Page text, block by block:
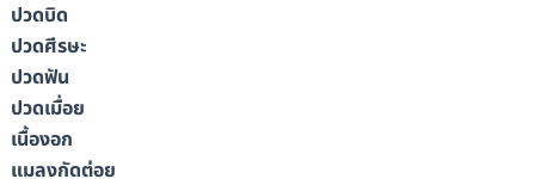
ปวดบิด
ปวดศีรษะ
ปวดฟัน
ปวดเมื่อย
เนื้องอก
แมลงกัดต่อย